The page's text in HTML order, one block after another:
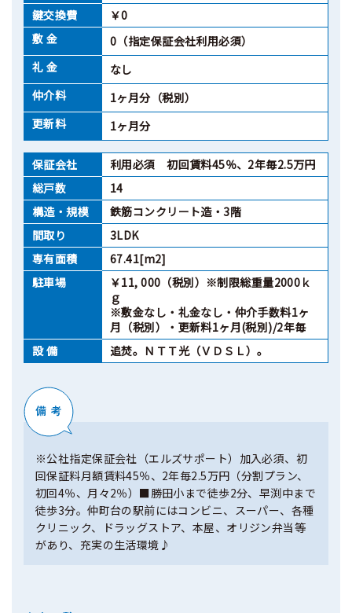
鍵交換費
￥0
敷 金
0（指定保証会社利用必須）
礼 金
なし
仲介料
1ヶ月分（税別）
更新料
1ヶ月分
保証会社
利用必須 初回賃料45％、2年毎2.5万円
総戸数
14
構造・規模
鉄筋コンクリート造・3階
間取り
3LDK
専有面積
67.41[m2]
駐車場
￥11, 000（税別）※制限総重量2000ｋ
ｇ
※敷金なし・礼金なし・仲介手数料1ヶ
月（税別）・更新料1ヶ月(税別)/2年毎
設 備
追焚。ＮＴＴ光（ＶＤＳＬ）。
※公社指定保証会社（エルズサポート）加入必須、初
回保証料月額賃料45％、2年毎2.5万円（分割プラン、
初回4％、月々2％）■勝田小まで徒歩2分、早渕中まで
徒歩3分。仲町台の駅前にはコンビニ、スーパー、各種
クリニック、ドラッグストア、本屋、オリジン弁当等
があり、充実の生活環境♪